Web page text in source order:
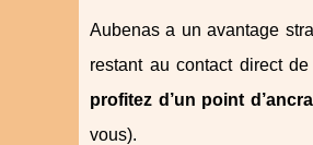
Aubenas a un avantage
restant au contact direct
profitez d’un point
vous).